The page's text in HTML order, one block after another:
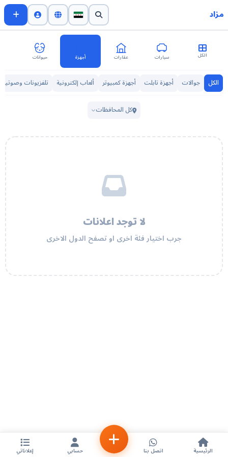
مزاد
الكل سيارات عقارات أجهزة حيوانات
الكل جوالات أجهزة تابلت أجهزة كمبيوتر ألعاب إلكترونية تلفزيونات
كل المحافظات
لا توجد اعلانات
جرب اختيار فئة اخرى او تصفح الدول الاخرى
الرئيسية اتصل بنا حسابي إعلاناتي